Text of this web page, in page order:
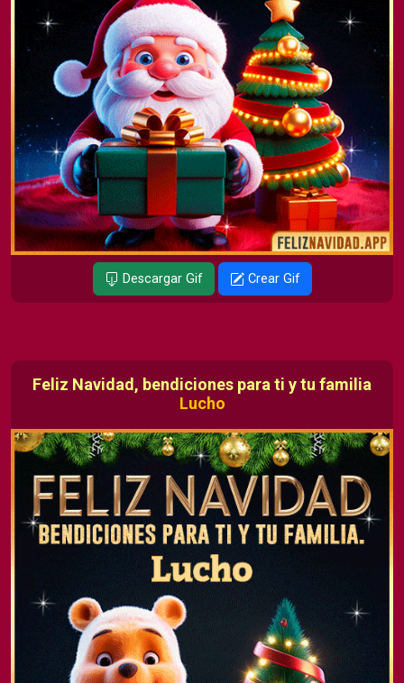
Descargar Gif Crear Gif
Feliz Navidad, bendiciones para ti y tu familia
Lucho